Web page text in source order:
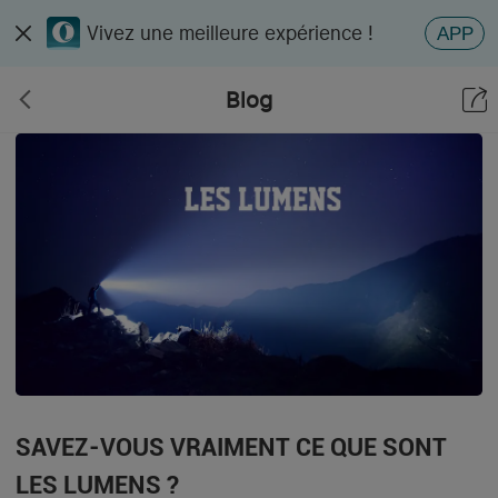
Vivez une meilleure expérience ! APP
Blog
SAVEZ-VOUS VRAIMENT CE QUE SONT
LES LUMENS ?